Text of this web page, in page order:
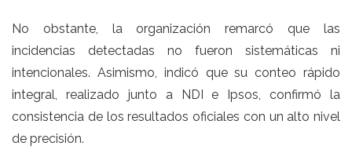
No obstante, la organización remarcó que las
incidencias detectadas no fueron sistemáticas ni
intencionales. Asimismo, indicó que su conteo rápido
integral, realizado junto a NDI e Ipsos, confirmó la
consistencia de los resultados oficiales con un alto nivel
de precisión.